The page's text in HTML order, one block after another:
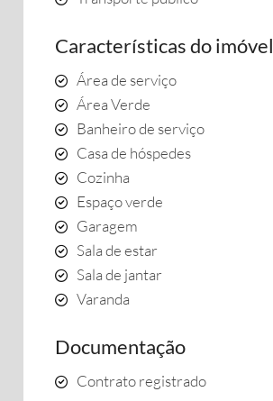
Características do imóvel
Área de serviço
Área Verde
Banheiro de serviço
Casa de hóspedes
Cozinha
Espaço verde
Garagem
Sala de estar
Sala de jantar
Varanda
Documentação
Contrato registrado